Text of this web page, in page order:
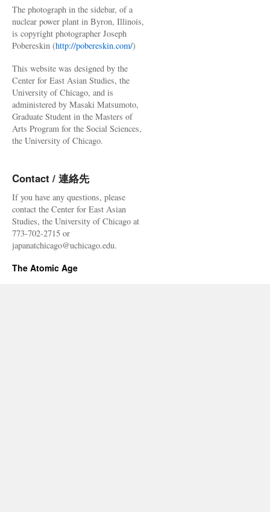
The photograph in the sidebar, of a
nuclear power plant in Byron, Illinois,
is copyright photographer Joseph
Pobereskin (http://pobereskin.com/)
This website was designed by the
Center for East Asian Studies, the
University of Chicago, and is
administered by Masaki Matsumoto,
Graduate Student in the Masters of
Arts Program for the Social Sciences,
the University of Chicago.
Contact / 連絡先
If you have any questions, please
contact the Center for East Asian
Studies, the University of Chicago at
773-702-2715 or
japanatchicago@uchicago.edu.
The Atomic Age